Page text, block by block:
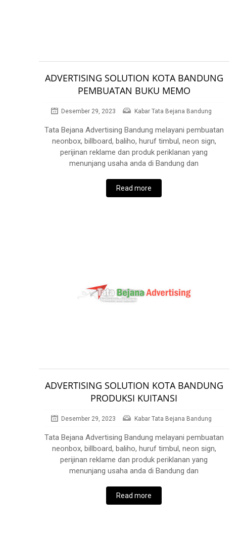
ADVERTISING SOLUTION KOTA BANDUNG
PEMBUATAN BUKU MEMO
Desember 29, 2023 Kabar Tata Bejana Bandung
Tata Bejana Advertising Bandung melayani pembuatan
neonbox, billboard, baliho, huruf timbul, neon sign,
perijinan reklame dan produk periklanan yang
menunjang usaha anda di Bandung dan
Read more
ADVERTISING SOLUTION KOTA BANDUNG
PRODUKSI KUITANSI
Desember 29, 2023 Kabar Tata Bejana Bandung
Tata Bejana Advertising Bandung melayani pembuatan
neonbox, billboard, baliho, huruf timbul, neon sign,
perijinan reklame dan produk periklanan yang
menunjang usaha anda di Bandung dan
Read more